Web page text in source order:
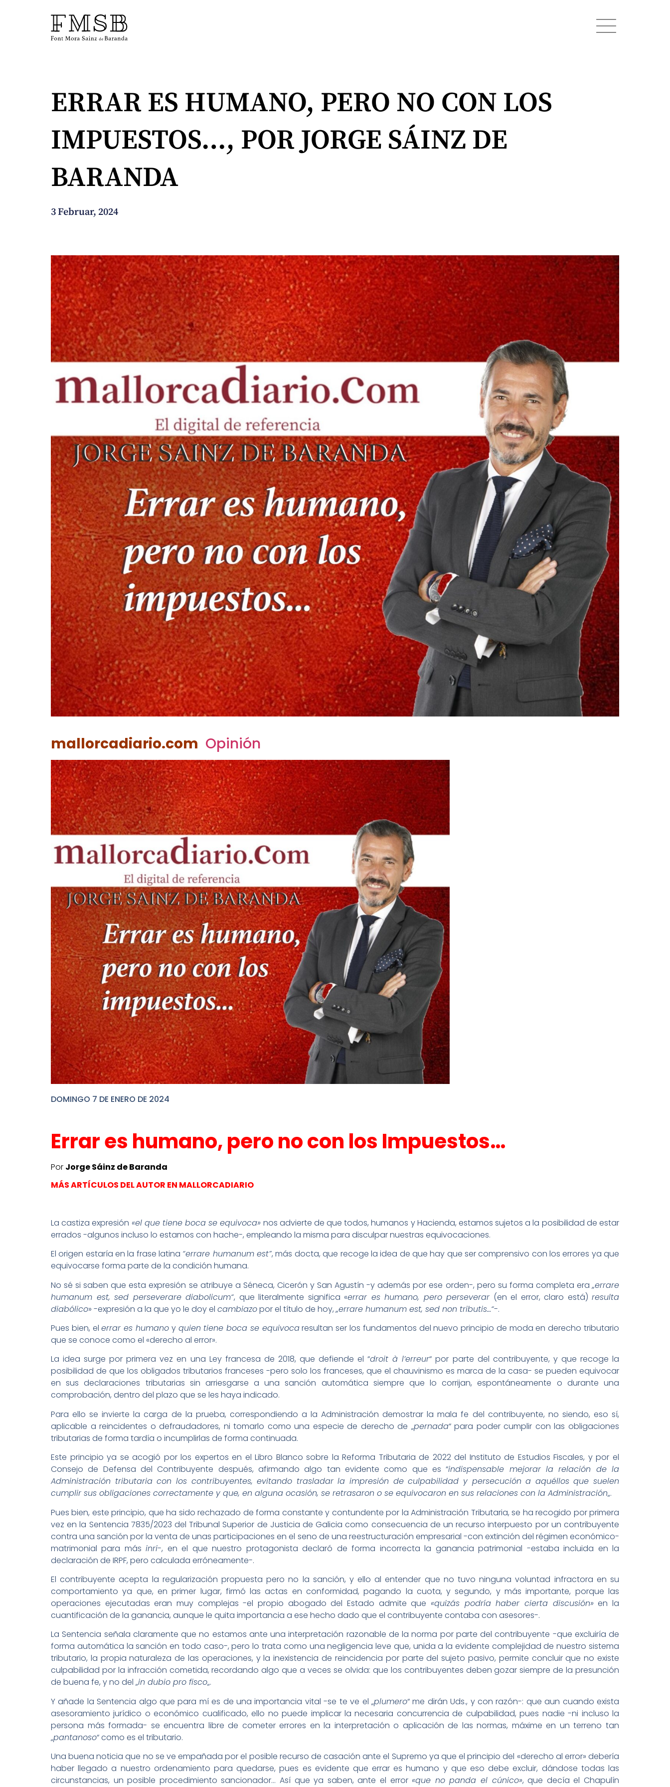
Font Mora Sainz de Baranda
Team
Dienste
Blog und Nachrichten
ERRAR ES HUMANO, PERO NO CON LOS
IMPUESTOS…, POR JORGE SÁINZ DE
BARANDA
3 Februar, 2024
mallorcadiario.com Opinión
DOMINGO 7 DE ENERO DE 2024
Errar es humano, pero no con los Impuestos…
Por Jorge Sáinz de Baranda
MÁS ARTÍCULOS DEL AUTOR EN MALLORCADIARIO
La castiza expresión «el que tiene boca se equivoca» nos advierte de que todos, humanos y Hacienda, estamos sujetos a la posibilidad de estar
errados -algunos incluso lo estamos con hache-, empleando la misma para disculpar nuestras equivocaciones.
El origen estaría en la frase latina “errare humanum est”, más docta, que recoge la idea de que hay que ser comprensivo con los errores ya que
equivocarse forma parte de la condición humana.
No sé si saben que esta expresión se atribuye a Séneca, Cicerón y San Agustín -y además por ese orden-, pero su forma completa era„errare
humanum est, sed perseverare diabolicum“, que literalmente significa «errar es humano, pero perseverar (en el error, claro está) resulta
diabólico» -expresión a la que yo le doy el cambiazopor el título de hoy,„errare humanum est, sed non tributis…“-.
Pues bien, elerrar es humanoy quien tiene boca se equivocaresultan ser los fundamentos del nuevo principio de moda en derecho tributario
que se conoce como el «derecho al error».
La idea surge por primera vez en una Ley francesa de 2018, que defiende el “droit à l’erreur“ por parte del contribuyente, y que recoge la
posibilidad de que los obligados tributarios franceses -pero solo los franceses, que el chauvinismo es marca de la casa- se pueden equivocar
en sus declaraciones tributarias sin arriesgarse a una sanción automática siempre que lo corrijan, espontáneamente o durante una
comprobación, dentro del plazo que se les haya indicado.
Para ello se invierte la carga de la prueba, correspondiendo a la Administración demostrar la mala fe del contribuyente, no siendo, eso sí,
aplicable a reincidentes o defraudadores, ni tomarlo como una especie de derecho de „pernada“ para poder cumplir con las obligaciones
tributarias de forma tardía o incumplirlas de forma continuada.
Este principio ya se acogió por los expertos en el Libro Blanco sobre la Reforma Tributaria de 2022 del Instituto de Estudios Fiscales, y por el
Consejo de Defensa del Contribuyente después, afirmando algo tan evidente como que es “indispensable mejorar la relación de la
Administración tributaria con los contribuyentes, evitando trasladar la impresión de culpabilidad y persecución a aquéllos que suelen
cumplir sus obligaciones correctamente y que, en alguna ocasión, se retrasaron o se equivocaron en sus relaciones con la Administración„.
Pues bien, este principio, que ha sido rechazado de forma constante y contundente por la Administración Tributaria, se ha recogido por primera
vez en la Sentencia 7835/2023 del Tribunal Superior de Justicia de Galicia como consecuencia de un recurso interpuesto por un contribuyente
contra una sanción por la venta de unas participaciones en el seno de una reestructuración empresarial -con extinción del régimen económico-
matrimonial para másinri-, en el que nuestro protagonista declaró de forma incorrecta la ganancia patrimonial -estaba incluida en la
declaración de IRPF, pero calculada erróneamente-.
El contribuyente acepta la regularización propuesta pero no la sanción, y ello al entender que no tuvo ninguna voluntad infractora en su
comportamiento ya que, en primer lugar, firmó las actas en conformidad, pagando la cuota, y segundo, y más importante, porque las
operaciones ejecutadas eran muy complejas -el propio abogado del Estado admite que «quizás podría haber cierta discusión» en la
cuantificación de la ganancia, aunque le quita importancia a ese hecho dado que el contribuyente contaba con asesores-.
La Sentencia señala claramente que no estamos ante una interpretación razonable de la norma por parte del contribuyente -que excluiría de
forma automática la sanción en todo caso-, pero lo trata como una negligencia leve que, unida a la evidente complejidad de nuestro sistema
tributario, la propia naturaleza de las operaciones, y la inexistencia de reincidencia por parte del sujeto pasivo, permite concluir que no existe
culpabilidad por la infracción cometida, recordando algo que a veces se olvida: que los contribuyentes deben gozar siempre de la presunción
de buena fe, y no del „in dubio pro fisco„.
Y añade la Sentencia algo que para mí es de una importancia vital -se te ve el „plumero“ me dirán Uds., y con razón-: que aun cuando exista
asesoramiento jurídico o económico cualificado, ello no puede implicar la necesaria concurrencia de culpabilidad, pues nadie -ni incluso la
persona más formada- se encuentra libre de cometer errores en la interpretación o aplicación de las normas, máxime en un terreno tan
„pantanoso“ como es el tributario.
Una buena noticia que no se ve empañada por el posible recurso de casación ante el Supremo ya que el principio del «derecho al error» debería
haber llegado a nuestro ordenamiento para quedarse, pues es evidente que errar es humano y que eso debe excluir, dándose todas las
circunstancias, un posible procedimiento sancionador… Así que ya saben, ante el error «que no panda el cúnico», que decía el Chapulín